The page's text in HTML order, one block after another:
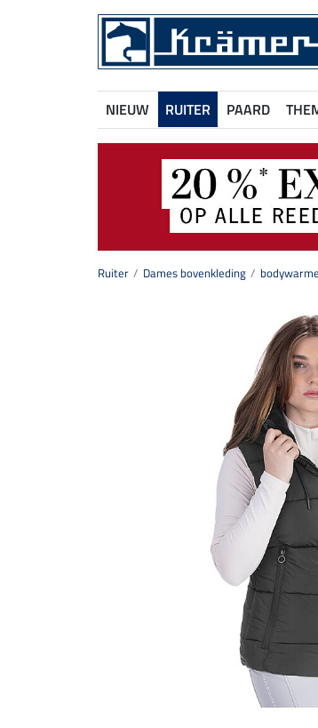
NIEUW RUITER PAARD
Ruiter Dames bovenkleding